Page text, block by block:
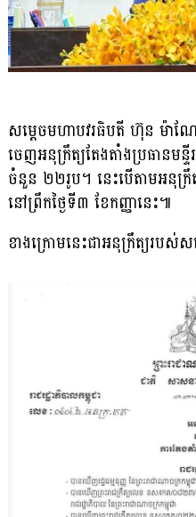
សម្តេចមហាបវរធិបតី ហ៊ុន ម៉ាណែ
ចេញអនុក្រឹត្យតែងតាំងប្រធាន
ចំនួន ២២រូប។ នេះបើតាមអនុ
នៅព្រឹកថ្ងៃទី៣ ខែកញ្ញានេះ៕
ខាងក្រោមនេះជាអនុក្រឹត្យរប